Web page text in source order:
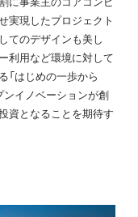
実現したプロジェクト
てのデザインも美し
利用など環境に対して
「はじめの一歩から
ンイノベーションが創
資となることを期待す